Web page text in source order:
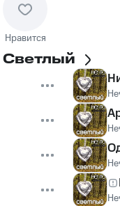
Нравится
Светлый